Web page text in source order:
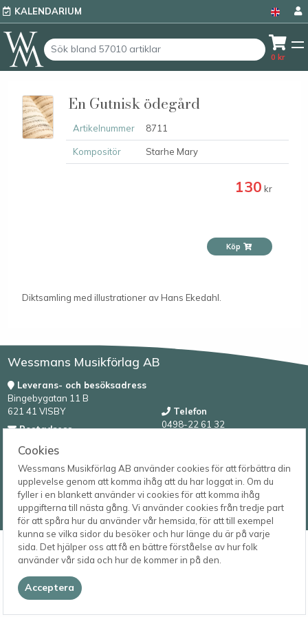
KALENDARIUM
0 kr
Cookies
Wessmans Musikförlag AB använder cookies för att förbättra din
upplevelse genom att komma ihåg att du har loggat in. Om du
fyller i en blankett använder vi cookies för att komma ihåg
uppgifterna till nästa gång. Vi använder cookies från tredje part
för att spåra hur du använder vår hemsida, för att till exempel
kunna se vilka sidor du besöker och hur länge du är på varje
sida. Det hjälper oss att få en bättre förståelse av hur folk
använder vår sida och hur de kommer in på den.
Acceptera
En Gutnisk ödegård
Artikelnummer 8711
Kompositör Starhe Mary
130 kr
Köp
Diktsamling med illustrationer av Hans Ekedahl.
Wessmans Musikförlag AB
Leverans- och besöksadress
Bingebygatan 11 B
621 41 VISBY
Postadress
621 23 VISBY
Telefon
0498-22 61 32
© 2026
Wessmans Musikförlag AB
2026.4.1.22754